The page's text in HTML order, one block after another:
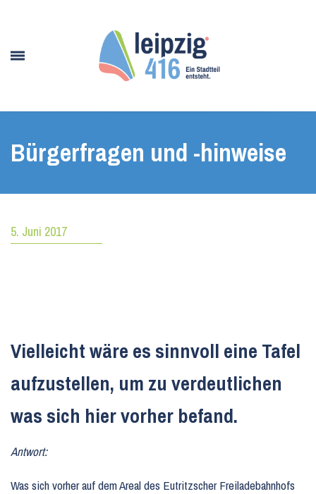
Bürgerfragen und -hinweise
5. Juni 2017
Vielleicht wäre es sinnvoll eine Tafel
aufzustellen, um zu verdeutlichen
was sich hier vorher befand.
Antwort:
Was sich vorher auf dem Areal des Eutritzscher Freiladebahnhofs